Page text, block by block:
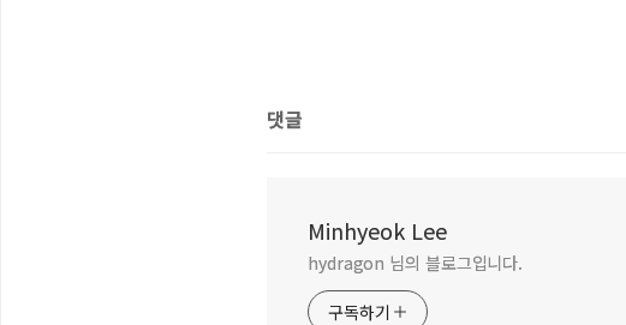
댓글
Minhyeok Lee
hydragon 님의 블로그입니다.
구독하기